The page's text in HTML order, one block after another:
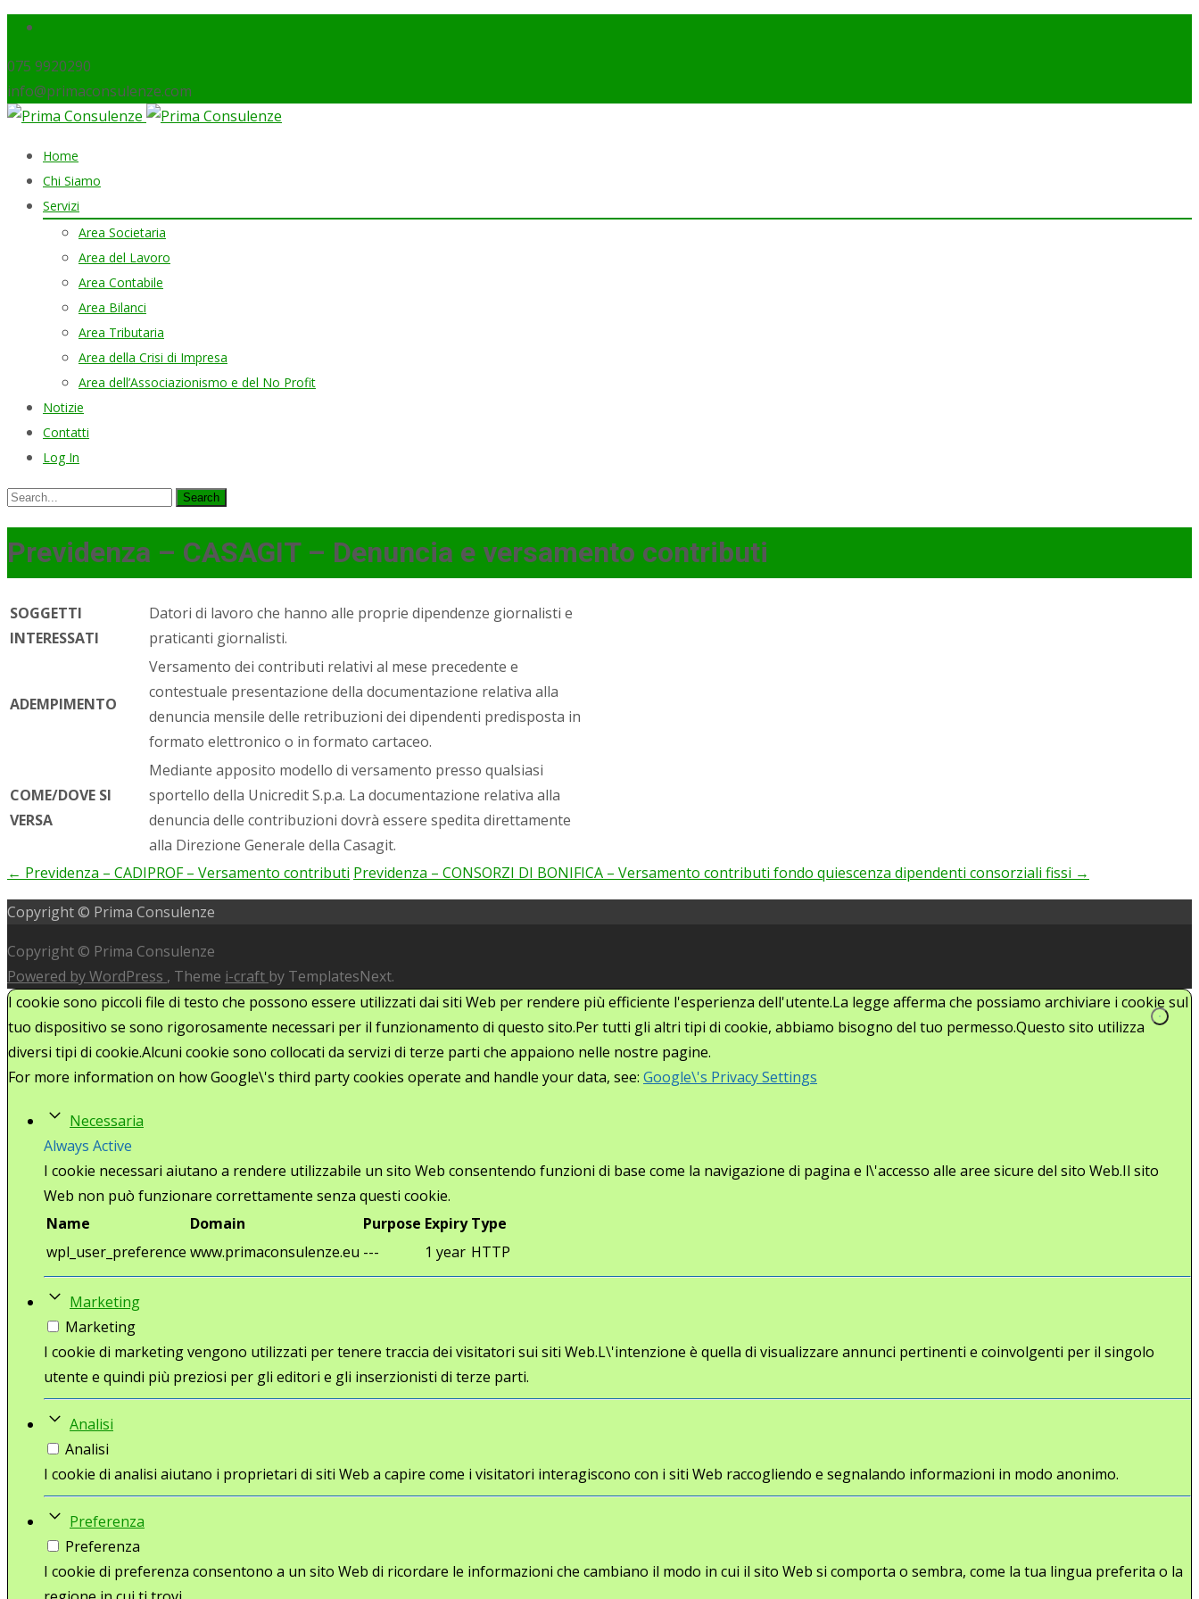
075 9920290
info@primaconsulenze.com
Skip
content
Home
Chi Siamo
Servizi
Area Societaria
Area del Lavoro
Area Contabile
Area Bilanci
Area Tributaria
Area della Crisi di Impresa
Area dell’Associazionismo e del No Profit
Notizie
Contatti
Log In
Search
Previdenza – CASAGIT – Denuncia e versamento contributi
SOGGETTI
INTERESSATI
Datori di lavoro che hanno alle proprie dipendenze giornalisti e
praticanti giornalisti.
ADEMPIMENTO
Versamento dei contributi relativi al mese precedente e
contestuale presentazione della documentazione relativa alla
denuncia mensile delle retribuzioni dei dipendenti predisposta in
formato elettronico o in formato cartaceo.
COME/DOVE SI
VERSA
Mediante apposito modello di versamento presso qualsiasi
sportello della Unicredit S.p.a. La documentazione relativa alla
denuncia delle contribuzioni dovrà essere spedita direttamente
alla Direzione Generale della Casagit.
Post
navigation
← Previdenza – CADIPROF – Versamento contributi Previdenza – CONSORZI DI BONIFICA – Versamento contributi fondo quiescenza dipendenti consorziali fissi →
Copyright © Prima Consulenze
Copyright © Prima Consulenze
Powered by WordPress , Theme i-craft by TemplatesNext.
I cookie sono piccoli file di testo che possono essere utilizzati dai siti Web per rendere più efficiente l'esperienza dell'utente.La legge afferma che possiamo archiviare i cookie sul
tuo dispositivo se sono rigorosamente necessari per il funzionamento di questo sito.Per tutti gli altri tipi di cookie, abbiamo bisogno del tuo permesso.Questo sito utilizza
diversi tipi di cookie.Alcuni cookie sono collocati da servizi di terze parti che appaiono nelle nostre pagine.
For more information on how Google\'s third party cookies operate and handle your data, see: Google\'s Privacy Settings
Necessaria
Always Active
I cookie necessari aiutano a rendere utilizzabile un sito Web consentendo funzioni di base come la navigazione di pagina e l\'accesso alle aree sicure del sito Web.Il sito
Web non può funzionare correttamente senza questi cookie.
Name
Domain Purpose Expiry Type
wpl_user_preference www.primaconsulenze.eu --- 1 year HTTP
Marketing
Marketing
I cookie di marketing vengono utilizzati per tenere traccia dei visitatori sui siti Web.L\'intenzione è quella di visualizzare annunci pertinenti e coinvolgenti per il singolo
utente e quindi più preziosi per gli editori e gli inserzionisti di terze parti.
Analisi
Analisi
I cookie di analisi aiutano i proprietari di siti Web a capire come i visitatori interagiscono con i siti Web raccogliendo e segnalando informazioni in modo anonimo.
Preferenza
Preferenza
I cookie di preferenza consentono a un sito Web di ricordare le informazioni che cambiano il modo in cui il sito Web si comporta o sembra, come la tua lingua preferita o la